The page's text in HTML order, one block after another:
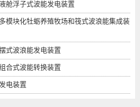
舱浮子式波能发电装置
模块化牡蛎养殖牧场和筏式波浪能集成装
式波浪能发电装置
合式波能转换装置
电装置